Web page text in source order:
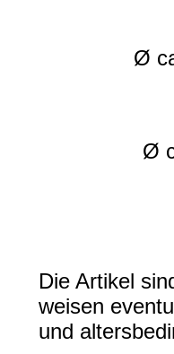
Ø
Ø
Die Artikel
weisen
und